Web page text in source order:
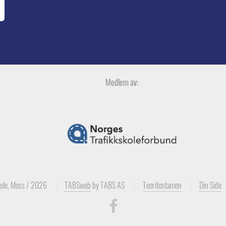
Medlem av:
Moss / 2026 TABSweb by TABS AS Teoritentamen Din Side